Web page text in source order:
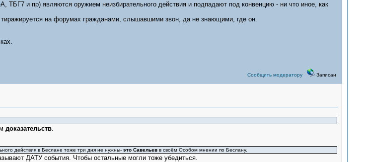
ТБГ7 и пр) являются оружием неизбирательного действия и подпадают под конвенцию - ни что иное, как
на форумах гражданами, слышавшими звон, да не знающими, где он.
Сообщить модератору Записан
доказательств.
действия в Беслане тоже три дня не нужны- это Савельевв своём Особом мнении по Беслану.
ДАТУ события. Чтобы остальные могли тоже убедиться.